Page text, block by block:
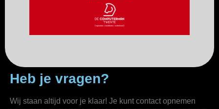
Heb je vragen?
Wij staan altijd voor je klaar! Je kunt contact opnemen